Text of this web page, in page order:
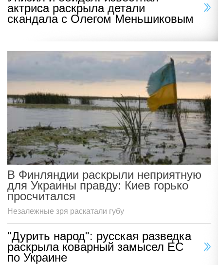
актриса раскрыла детали
скандала с Олегом Меньшиковым
В Финляндии раскрыли неприятную
для Украины правду: Киев горько
просчитался
Незалежные зря раскатали губу
"Дурить народ": русская разведка
раскрыла коварный замысел ЕС
по Украине